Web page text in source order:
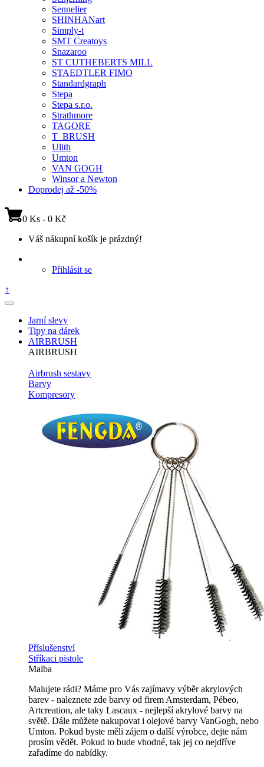
Sennelier
SHINHANart
Simply-t
SMT Creatoys
Snazaroo
ST CUTHEBERTS MILL
STAEDTLER FIMO
Standardgraph
Stepa
Stepa s.r.o.
Strathmore
TAGORE
T_BRUSH
Ulith
Umton
VAN GOGH
Winsor a Newton
Doprodej až -50%
0 Ks - 0 Kč
Váš nákupní košík je prázdný!
Přihlásit se
↑
Jarní slevy
Tipy na dárek
AIRBRUSH
AIRBRUSH
Airbrush sestavy
Barvy
Kompresory
Příslušenství
Stříkaci pistole
Malba
Malujete rádi? Máme pro Vás zajímavy výběr akrylových
barev - naleznete zde barvy od firem Amsterdam, Pébeo,
Artcreation, ale taky Lascaux - nejlepší akrylové barvy na
světě. Dále můžete nakupovat i olejové barvy VanGogh, nebo
Umton. Pokud byste měli zájem o další výrobce, dejte nám
prosím vědět. Pokud to bude vhodné, tak jej co nejdříve
zařadíme do nabídky.